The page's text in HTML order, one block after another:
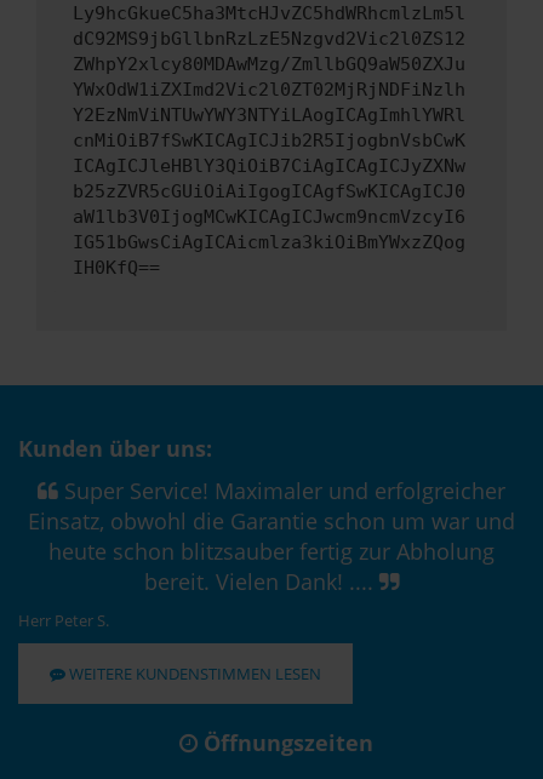
Ly9hcGkueC5ha3MtcHJvZC5hdWRhcmlzLm5l
dC92MS9jbGllbnRzLzE5Nzgvd2Vic2l0ZS12
ZWhpY2xlcy80MDAwMzg/ZmllbGQ9aW50ZXJu
YWxOdW1iZXImd2Vic2l0ZT02MjRjNDFiNzlh
Y2EzNmViNTUwYWY3NTYiLAogICAgImhlYWRl
cnMiOiB7fSwKICAgICJib2R5IjogbnVsbCwK
ICAgICJleHBlY3QiOiB7CiAgICAgICJyZXNw
b25zZVR5cGUiOiAiIgogICAgfSwKICAgICJ0
aW1lb3V0IjogMCwKICAgICJwcm9ncmVzcyI6
IG51bGwsCiAgICAicmlza3kiOiBmYWxzZQog
IH0KfQ==
Kunden über uns:
Super Service! Maximaler und erfolgreicher
Einsatz, obwohl die Garantie schon um war und
heute schon blitzsauber fertig zur Abholung
bereit. Vielen Dank! ....
Herr Peter S.
WEITERE KUNDENSTIMMEN LESEN
Öffnungszeiten